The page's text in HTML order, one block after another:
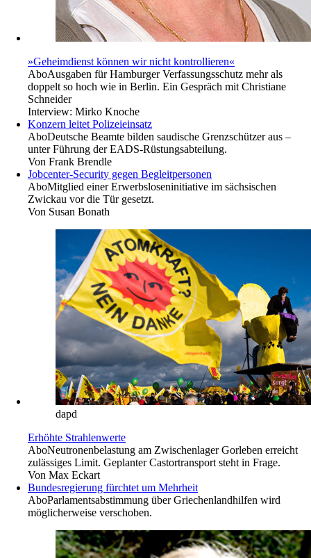
»Geheimdienst können wir nicht kontrollieren«
AboAusgaben für Hamburger Verfassungsschutz mehr als
doppelt so hoch wie in Berlin. Ein Gespräch mit Christiane
Schneider
Interview: Mirko Knoche
Konzern leitet Polizeieinsatz
AboDeutsche Beamte bilden saudische Grenzschützer aus –
unter Führung der EADS-Rüstungsabteilung.
Von Frank Brendle
Jobcenter-Security gegen Begleitpersonen
AboMitglied einer Erwerbsloseninitiative im sächsischen
Zwickau vor die Tür gesetzt.
Von Susan Bonath
dapd
Erhöhte Strahlenwerte
AboNeutronenbelastung am Zwischenlager Gorleben erreicht
zulässiges Limit. Geplanter Castortransport steht in Frage.
Von Max Eckart
Bundesregierung fürchtet um Mehrheit
AboParlamentsabstimmung über Griechenlandhilfen wird
möglicherweise verschoben.